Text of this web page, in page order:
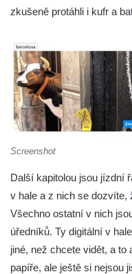
zkušeně protáhli i kufr a
Screenshot
Další kapitolou jsou jízdní
v hale a z nich se dozvíte,
Všechno ostatní v nich
úředníků. Ty digitální v
jiné, než chcete vidět, a to
papíře, ale ještě si nejsou